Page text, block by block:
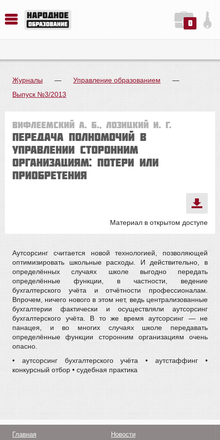
0
Журналы — Управление образованием
—
Выпуск №3/2013
Вифлеемский А. Б., Лозицкий И. Г.
Передача полномочий в
управлении сторонним
организациям: потери или
приобретения
Материал в открытом доступе
Аутсорсинг считается новой технологией, позволяющей
оптимизировать школьные расходы. И действительно, в
определённых случаях школе выгодно передать
определённые функции, в частности, ведение
бухгалтерского учёта и отчётности профессионалам.
Впрочем, ничего нового в этом нет, ведь централизованные
бухгалтерии фактически и осуществляли аутсорсинг
бухгалтерского учёта. В то же время аутсорсинг — не
панацея, и во многих случаях школе передавать
определённые функции сторонним организациям очень
опасно.
• аутсорсинг бухгалтерского учёта • аутстаффинг •
конкурсный отбор • судебная практика
Главная Новости